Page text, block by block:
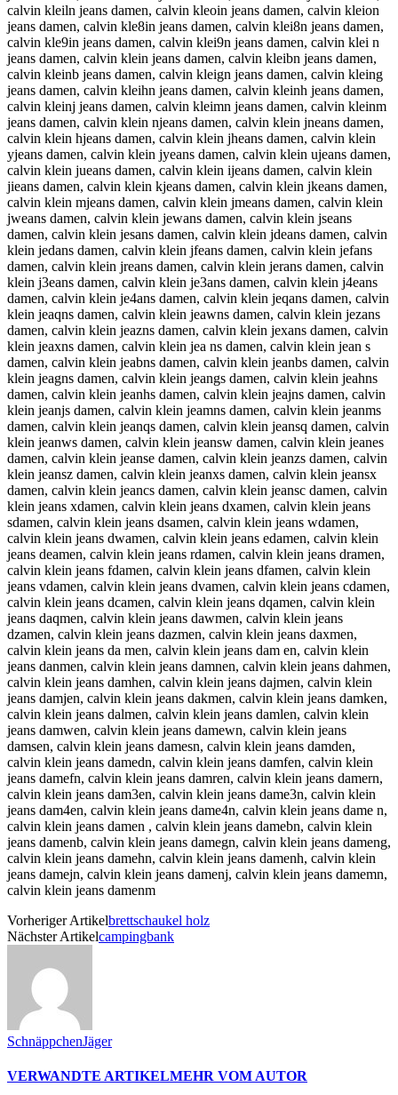
Vorheriger Artikelbrettschaukel holz
Nächster Artikelcampingbank
SchnäppchenJäger
VERWANDTE ARTIKELMEHR VOM AUTOR